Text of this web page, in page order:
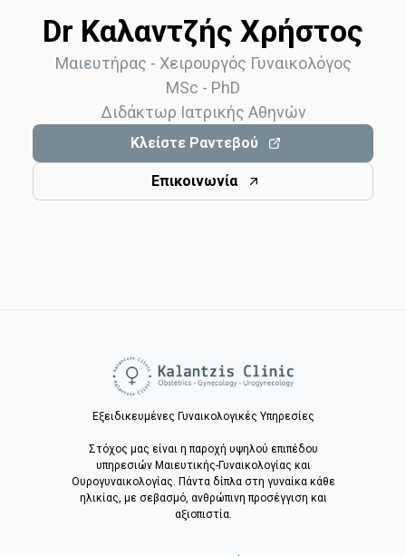
Dr Καλαντζής Χρήστος
Μαιευτήρας - Χειρoυργός Γυναικολόγος
MSc - PhD
Διδάκτωρ Ιατρικής Αθηνών
Κλείστε Ραντεβού
Επικοινωνία
Εξειδικευμένες Γυναικολογικές Υπηρεσίες
Στόχος μας είναι η παροχή υψηλού επιπέδου
υπηρεσιών Μαιευτικής-Γυναικολογίας και
Ουρογυναικολογίας. Πάντα δίπλα στη γυναίκα κάθε
ηλικίας, με σεβασμό, ανθρώπινη προσέγγιση και
αξιοπιστία.